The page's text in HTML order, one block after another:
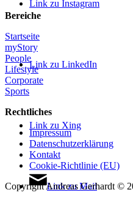
Link zu Instagram
Link zu LinkedIn
Link zu Xing
Link zu Mail
Bereiche
Startseite
myStory
People
Lifestyle
Corporate
Sports
Rechtliches
Impressum
Datenschutzerklärung
Kontakt
Cookie-Richtlinie (EU)
Copyright Andreas Gerhardt ©